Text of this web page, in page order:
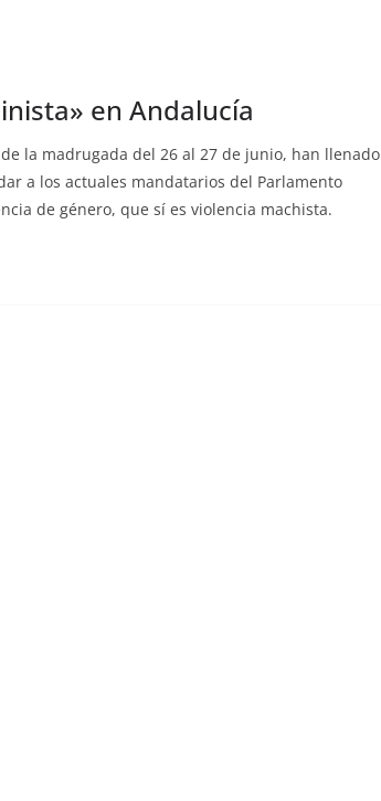
en Andalucía
la madrugada del 26 al 27 de junio, han llenado
a los actuales mandatarios del Parlamento
de género, que sí es violencia machista.